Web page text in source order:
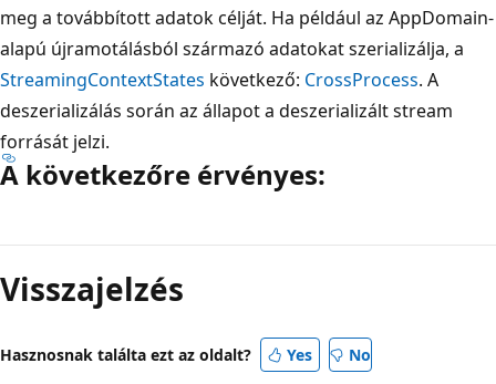
meg a továbbított adatok célját. Ha például az AppDomain-
alapú újramotálásból származó adatokat szerializálja, a
StreamingContextStates következő: CrossProcess. A
deszerializálás során az állapot a deszerializált stream
forrását jelzi.
A következőre érvényes:
mód
letiltva
Visszajelzés
Hasznosnak találta ezt az oldalt? Yes No